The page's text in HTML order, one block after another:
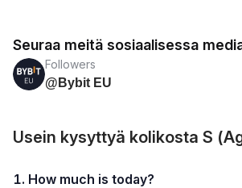
Seuraa meitä sosiaalisessa
Followers
@Bybit EU
Usein kysyttyä kolikosta S
1. How much is today?